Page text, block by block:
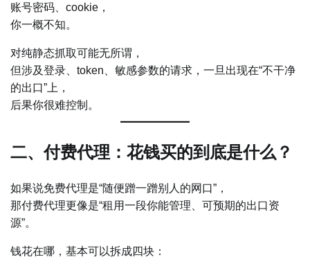
账号密码、cookie，
你一概不知。
对纯静态抓取可能无所谓，
但涉及登录、token、敏感参数的请求，一旦出现在“不干净
的出口”上，
后果你很难控制。
二、付费代理：花钱买的到底是什么？
如果说免费代理是“随便蹭一蹭别人的网口”，
那付费代理更像是“租用一段你能管理、可预期的出口资
源”。
钱花在哪，基本可以拆成四块：